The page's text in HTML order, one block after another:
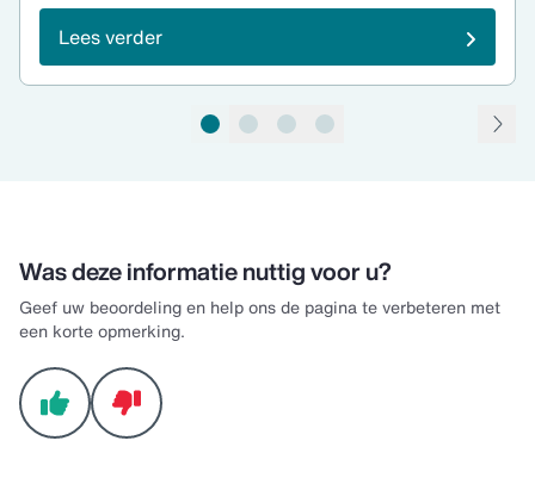
Lees verder
Was deze informatie nuttig voor u?
Geef uw beoordeling en help ons de pagina te verbeteren met
een korte opmerking.